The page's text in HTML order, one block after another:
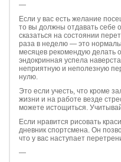
—
Если у вас есть желание
то вы должны отдавать себе
сказаться на состоянии
раза в неделю — это
месяцев рекомендую делать
эндокринная успела
неприятную и неполезную
нулю.
Это если учесть, что кроме
жизни и на работе везде
можете истощиться.
Если нравится рисовать
дневник спортсмена. Он
что у вас наступает
—